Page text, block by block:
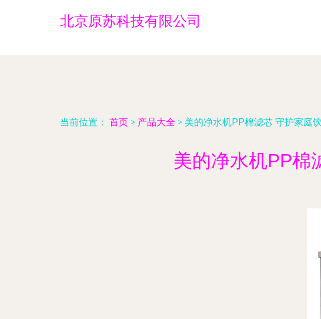
北京原苏科技有限公司
当前位置： 首页 > 产品大全 > 美的净水机PP棉滤芯 守护家庭
美的净水机PP棉